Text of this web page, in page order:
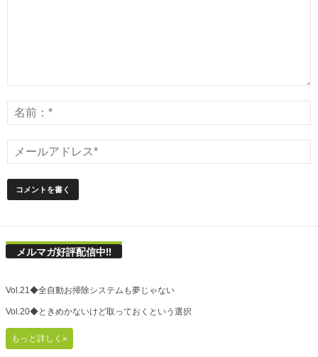
メルマガ好評配信中!!
Vol.21◆全自動お掃除システムも夢じゃない
Vol.20◆ときめかないけど取っておくという選択
もっと詳しく»